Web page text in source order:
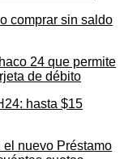
24 que permite
de débito
nuevo Préstamo